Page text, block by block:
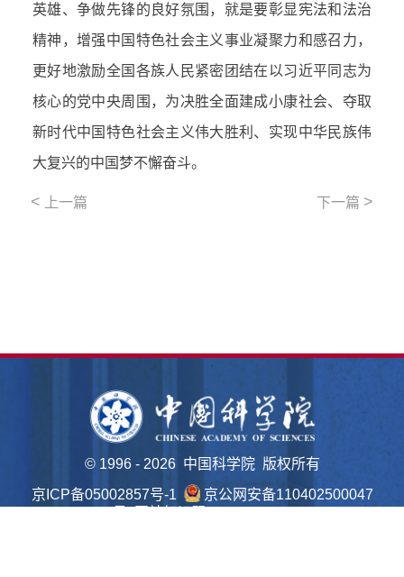
英雄、争做先锋的良好氛围，就是要彰显宪法和法治
精神，增强中国特色社会主义事业凝聚力和感召力，
更好地激励全国各族人民紧密团结在以习近平同志为
核心的党中央周围，为决胜全面建成小康社会、夺取
新时代中国特色社会主义伟大胜利、实现中华民族伟
大复兴的中国梦不懈奋斗。
< 上一篇 下一篇 >
© 1996 - 2026 中国科学院 版权所有
京ICP备05002857号-1
京公网安备110402500047